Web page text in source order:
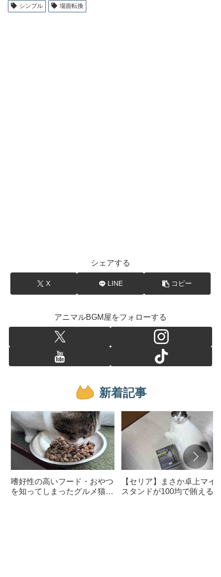
シンプル
場面転換
シェアする
X LINE コピー
アニマルBGM屋をフォローする
新着記事
嗜好性の高いフード・おやつ
を知ってしまったグルメ猫の
【セリア】まさか卓上マイ
スタンドが100均で賄えるな